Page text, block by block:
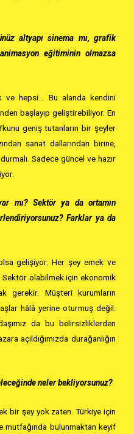
altyapı sinema mı, grafik
eğitiminin olmazsa
ve hepsi… Bu alanda kendini
başlayıp geliştirebiliyor. En
geniş tutanların bir şeyler
sanat dallarından birine,
Sadece güncel ve hazır
mı? Sektör ya da ortamın
Farklar ya da
gelişiyor. Her şey emek ve
olabilmek için ekonomik
gerekir. Müşteri kurumların
hâlâ yerine oturmuş değil.
da bu belirsizliklerden
açıldığımızda durağanlığın
neler bekliyorsunuz?
bir şey yok zaten. Türkiye için
mutfağında bulunmaktan keyif